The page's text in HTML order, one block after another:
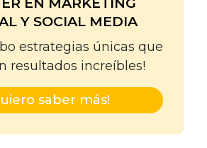
Y SOCIAL MEDIA
estrategias únicas que
resultados increíbles!
saber más!